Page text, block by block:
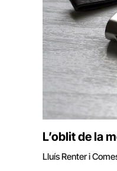
L’oblit de la
Lluís Renter i